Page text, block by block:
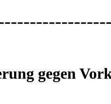
gegen